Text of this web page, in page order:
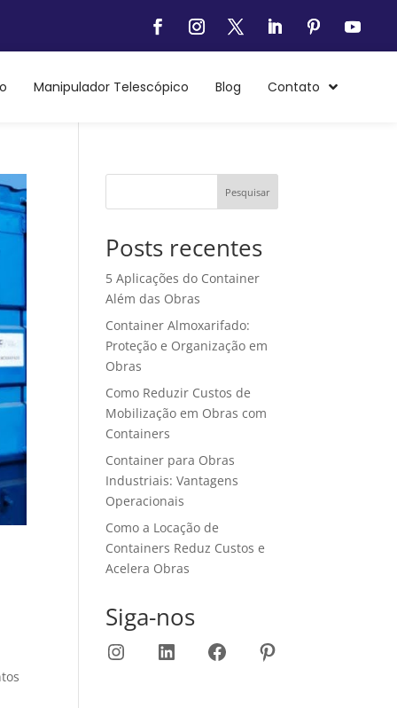
Manipulador Telescópico Blog Contato
Pesquisar
Posts recentes
5 Aplicações do Container
Além das Obras
Container Almoxarifado:
Proteção e Organização em
Obras
Como Reduzir Custos de
Mobilização em Obras com
Containers
Container para Obras
Industriais: Vantagens
Operacionais
Como a Locação de
Containers Reduz Custos e
Acelera Obras
Siga-nos
InstagramLinkedInFacebookPinterest